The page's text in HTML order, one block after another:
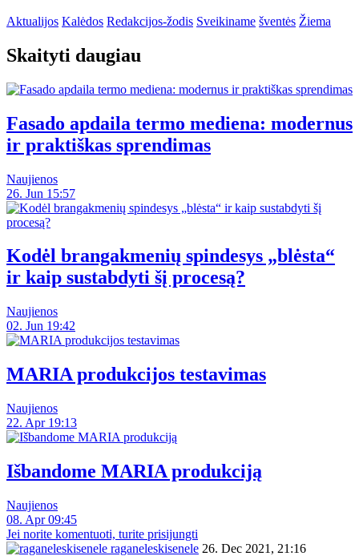
Aktualijos Kalėdos Redakcijos-žodis Sveikiname šventės Žiema
Skaityti daugiau
Fasado apdaila termo mediena: modernus
ir praktiškas sprendimas
Naujienos
26. Jun 15:57
Kodėl brangakmenių spindesys „blėsta“
ir kaip sustabdyti šį procesą?
Naujienos
02. Jun 19:42
MARIA produkcijos testavimas
Naujienos
22. Apr 19:13
Išbandome MARIA produkciją
Naujienos
08. Apr 09:45
Jei norite komentuoti, turite prisijungti
raganeleskisenele 26. Dec 2021, 21:16